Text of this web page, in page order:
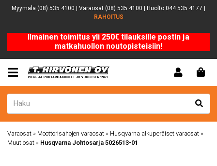
Myymälä (08) 535 4100 | Varaosat (08) 535 4100 | Huolto 044 535 4177 |
RAHOITUS
Ilmainen toimitus yli 250€ tilauksille postin ja
matkahuollon noutopisteisiin!
Varaosat » Moottorisahojen varaosat » Husqvarna alkuperäiset varaosat »
Muut osat » Husqvarna Johtosarja 5026513-01